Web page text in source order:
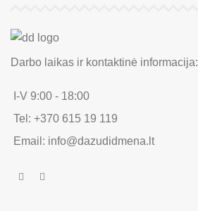
Darbo laikas ir kontaktinė informacija:
I-V 9:00 - 18:00
Tel: +370 615 19 119
Email: info@dazudidmena.lt